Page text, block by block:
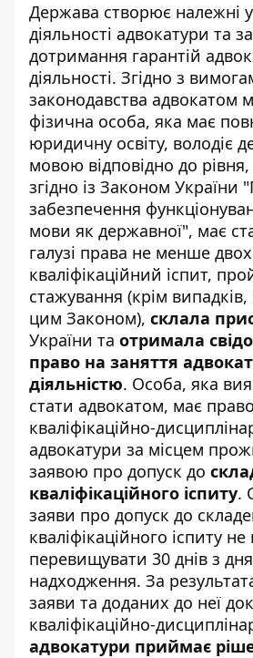
Держава створює належні
діяльності адвокатури та
дотримання гарантій
діяльності. Згідно з
законодавства адвокатом
фізична особа, яка має
юридичну освіту, володіє
мовою відповідно до
згідно із Законом України
забезпечення
мови як державної", має
галузі права не менше
кваліфікаційний іспит,
стажування (крім
цим Законом), склала
України та отримала
право на заняття
діяльністю. Особа, яка
стати адвокатом, має
кваліфікаційно-
адвокатури за місцем
заявою про допуск до
кваліфікаційного іспиту.
заяви про допуск до
кваліфікаційного іспиту
перевищувати 30 днів з дня
надходження. За
заяви та доданих до неї
кваліфікаційно-
адвокатури приймає